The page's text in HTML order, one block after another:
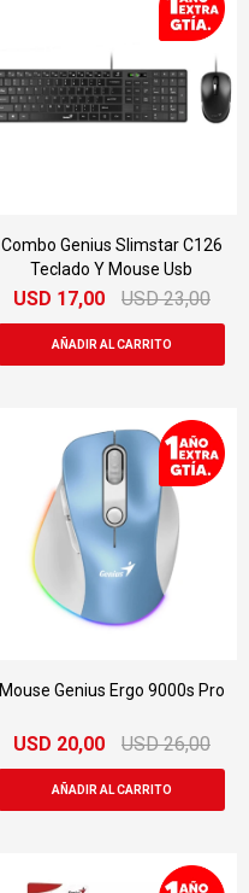
Combo Genius Slimstar C126
Teclado Y Mouse Usb
USD 17,00 USD 23,00
Mouse Genius Ergo 9000s Pro
USD 20,00 USD 26,00